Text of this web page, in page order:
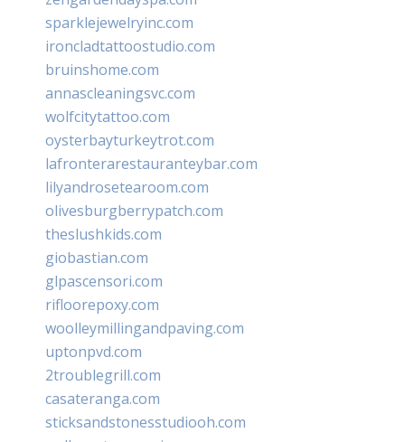
sparklejewelryinc.com
ironcladtattoostudio.com
bruinshome.com
annascleaningsvc.com
wolfcitytattoo.com
oysterbayturkeytrot.com
lafronterarestauranteybar.com
lilyandrosetearoom.com
olivesburgberrypatch.com
theslushkids.com
giobastian.com
glpascensori.com
rifloorepoxy.com
woolleymillingandpaving.com
uptonpvd.com
2troublegrill.com
casateranga.com
sticksandstonesstudiooh.com